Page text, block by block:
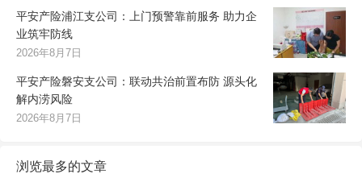
平安产险浦江支公司：上门预警靠前服务 助力企
业筑牢防线
2026年8月7日
平安产险磐安支公司：联动共治前置布防 源头化
解内涝风险
2026年8月7日
浏览最多的文章